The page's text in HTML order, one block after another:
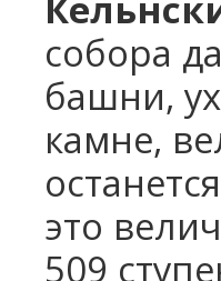
собора
башни,
камне,
это
509